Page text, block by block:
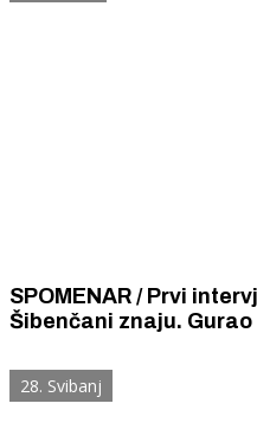
SPOMENAR / Prvi
Šibenčani znaju.
28. Svibanj